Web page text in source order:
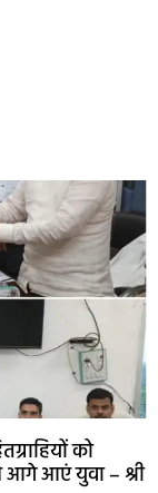
को
आगे आएं युवा – श्री